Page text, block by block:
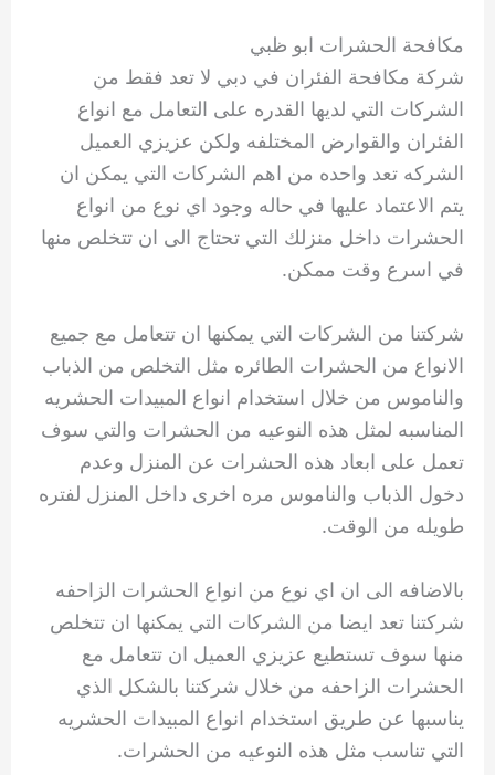
مكافحة الحشرات ابو ظبي
شركة مكافحة الفئران في دبي لا تعد فقط من
الشركات التي لديها القدره على التعامل مع انواع
الفئران والقوارض المختلفه ولكن عزيزي العميل
الشركه تعد واحده من اهم الشركات التي يمكن ان
يتم الاعتماد عليها في حاله وجود اي نوع من انواع
الحشرات داخل منزلك التي تحتاج الى ان تتخلص منها
في اسرع وقت ممكن.
شركتنا من الشركات التي يمكنها ان تتعامل مع جميع
الانواع من الحشرات الطائره مثل التخلص من الذباب
والناموس من خلال استخدام انواع المبيدات الحشريه
المناسبه لمثل هذه النوعيه من الحشرات والتي سوف
تعمل على ابعاد هذه الحشرات عن المنزل وعدم
دخول الذباب والناموس مره اخرى داخل المنزل لفتره
طويله من الوقت.
بالاضافه الى ان اي نوع من انواع الحشرات الزاحفه
شركتنا تعد ايضا من الشركات التي يمكنها ان تتخلص
منها سوف تستطيع عزيزي العميل ان تتعامل مع
الحشرات الزاحفه من خلال شركتنا بالشكل الذي
يناسبها عن طريق استخدام انواع المبيدات الحشريه
التي تناسب مثل هذه النوعيه من الحشرات.